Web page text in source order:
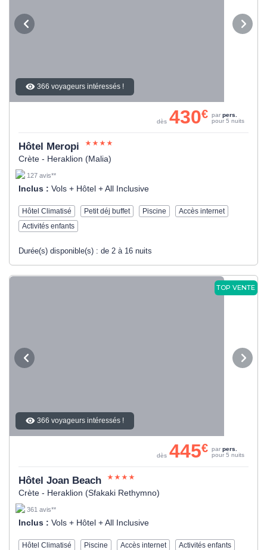
366 voyageurs intéressés !
Hôtel Meropi
Crète - Heraklion (Malia)
127 avis**
Inclus : Vols + Hôtel + All Inclusive
Hôtel Climatisé Petit déj buffet Piscine
Accès internet
Activités enfants
Durée(s) disponible(s) : de 2 à 16 nuits
dès 430€ par pers.
pour 5 nuits
TOP VENTE
366 voyageurs intéressés !
Hôtel Joan Beach
Crète - Heraklion (Sfakaki Rethymno)
361 avis**
Inclus : Vols + Hôtel + All Inclusive
Hôtel Climatisé Piscine Accès internet
Activités enfants
dès 445€ par pers.
pour 5 nuits